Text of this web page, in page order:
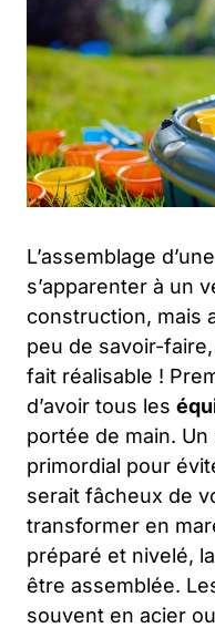
L’assemblage d’une
s’apparenter à un
construction, mais
peu de savoir-
fait réalisable !
d’avoir tous les
portée de main.
primordial pour
serait fâcheux de
transformer en
préparé et nivelé,
être assemblée.
souvent en acier